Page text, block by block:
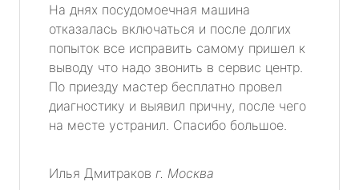
На днях посудомоечная машина
отказалась включаться и после долгих
попыток все исправить самому пришел к
выводу что надо звонить в сервис центр.
По приезду мастер бесплатно провел
диагностику и выявил причну, после чего
на месте устранил. Спасибо большое.
Илья Дмитраков г. Москва